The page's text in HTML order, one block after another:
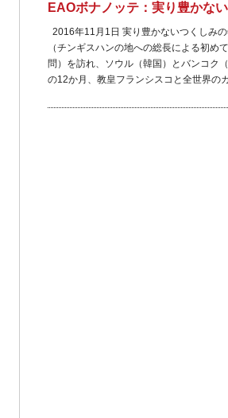
EAOボナノッテ：実り豊かな
2016年11月1日 実り豊かないつくし
（チンギスハンの地への総長による初
問）を訪れ、ソウル（韓国）とバンコ
の12か月、教皇フランシスコと全世界の